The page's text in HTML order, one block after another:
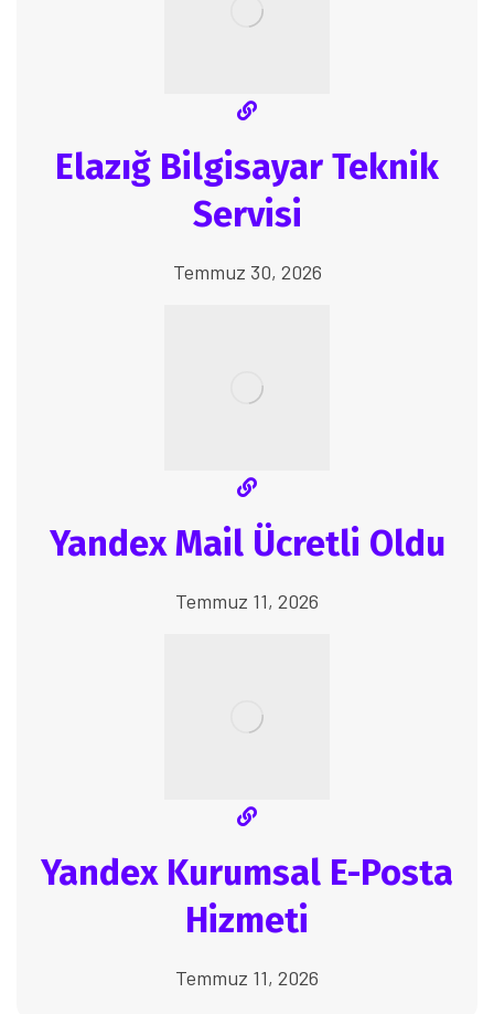
Elazığ Bilgisayar Teknik
Servisi
Temmuz 30, 2026
Yandex Mail Ücretli Oldu
Temmuz 11, 2026
Yandex Kurumsal E-Posta
Hizmeti
Temmuz 11, 2026